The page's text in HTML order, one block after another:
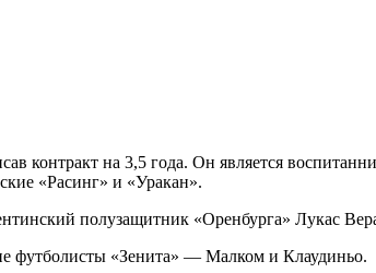
контракт на 3,5 года. Он является
«Расинг» и «Уракан».
полузащитник «Оренбурга» Лукас
футболисты «Зенита» — Малком и Клаудиньо.